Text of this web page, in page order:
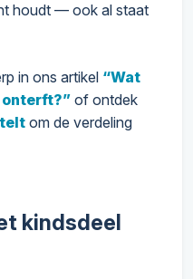
houdt — ook al staat
in ons artikel “Wat
onterft?” of ontdek
om de verdeling
kindsdeel